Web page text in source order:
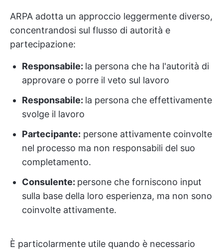
ARPA adotta un approccio leggermente diverso,
concentrandosi sul flusso di autorità e
partecipazione:
Responsabile: la persona che ha l'autorità di
approvare o porre il veto sul lavoro
Responsabile: la persona che effettivamente
svolge il lavoro
Partecipante: persone attivamente coinvolte
nel processo ma non responsabili del suo
completamento.
Consulente: persone che forniscono input
sulla base della loro esperienza, ma non sono
coinvolte attivamente.
È particolarmente utile quando è necessario